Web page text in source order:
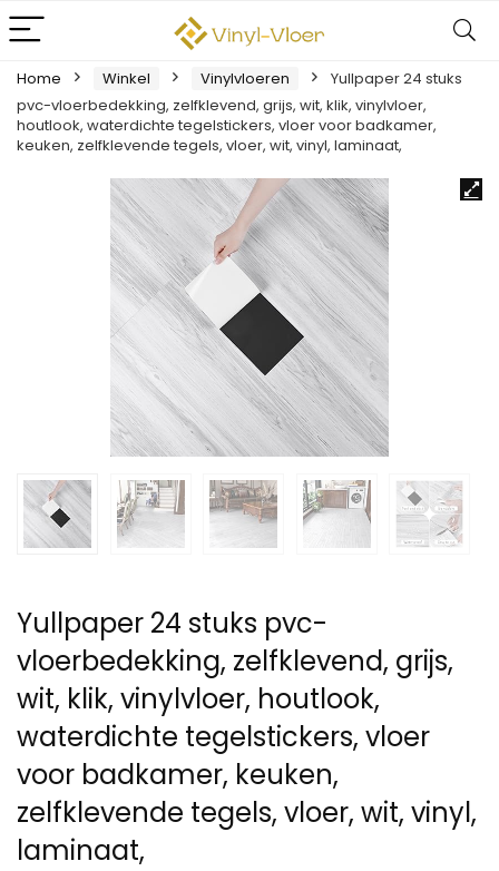
Home Winkel Vinylvloeren
Yullpaper 24 stuks
pvc-vloerbedekking, zelfklevend, grijs, wit, klik, vinylvloer,
houtlook, waterdichte tegelstickers, vloer voor badkamer,
keuken, zelfklevende tegels, vloer, wit, vinyl, laminaat,
Yullpaper 24 stuks pvc-
vloerbedekking, zelfklevend, grijs,
wit, klik, vinylvloer, houtlook,
waterdichte tegelstickers, vloer
voor badkamer, keuken,
zelfklevende tegels, vloer, wit, vinyl,
laminaat,